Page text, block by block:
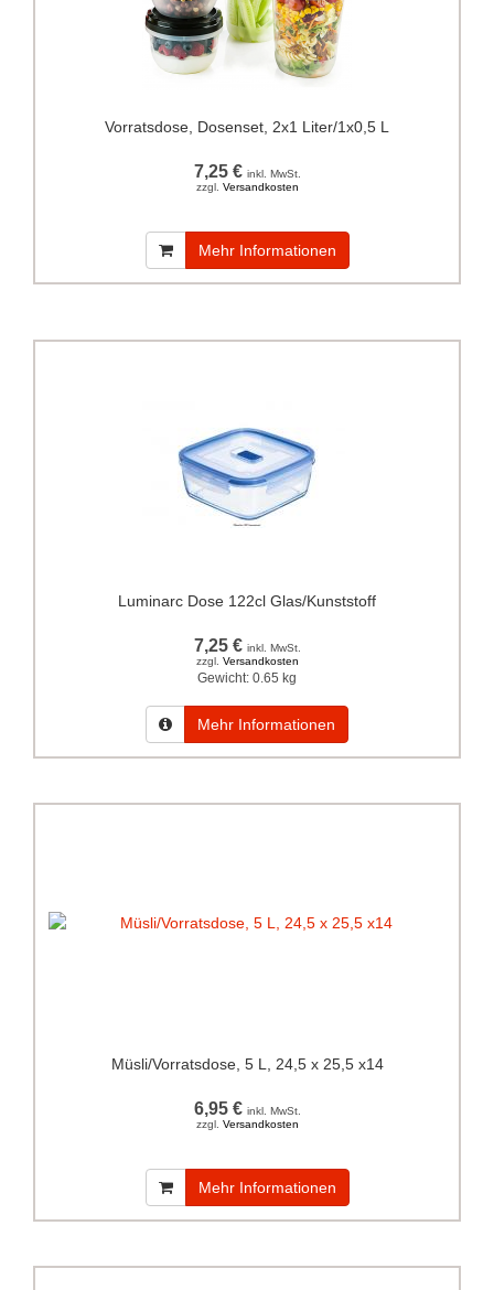
Vorratsdose, Dosenset, 2x1 Liter/1x0,5 L
7,25 € inkl. MwSt.
zzgl. Versandkosten
Mehr Informationen
Luminarc Dose 122cl Glas/Kunststoff
7,25 € inkl. MwSt.
zzgl. Versandkosten
Gewicht: 0.65 kg
Mehr Informationen
Müsli/Vorratsdose, 5 L, 24,5 x 25,5 x14
6,95 € inkl. MwSt.
zzgl. Versandkosten
Mehr Informationen